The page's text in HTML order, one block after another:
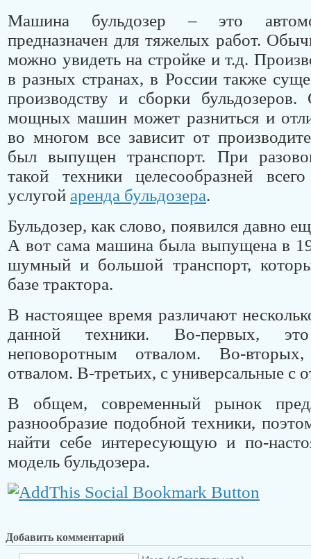
Машина бульдозер – это
предназначен для тяжелых работ.
можно увидеть на стройке и т.д.
в разных странах, в России также
производству и сборки бульдозеров.
мощных машин может разниться и
во многом все зависит от
был выпущен транспорт. При
такой техники целесообразней всего
услугой аренда бульдозера.
Бульдозер, как слово, появился давно
А вот сама машина была выпущена в
шумный и большой транспорт,
базе трактора.
В настоящее время различают
данной техники. Во-первых,
неповоротным отвалом. Во-
отвалом. В-третьих, с универсальные с
В общем, современный рынок
разнообразие подобной техники,
найти себе интересующую и по-
модель бульдозера.
Добавить комментарий